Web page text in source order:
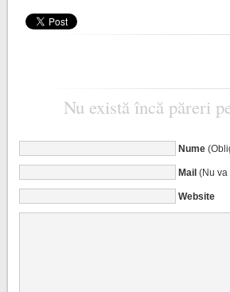
Nu există încă păreri
Nume
Mail(Nu va
Website